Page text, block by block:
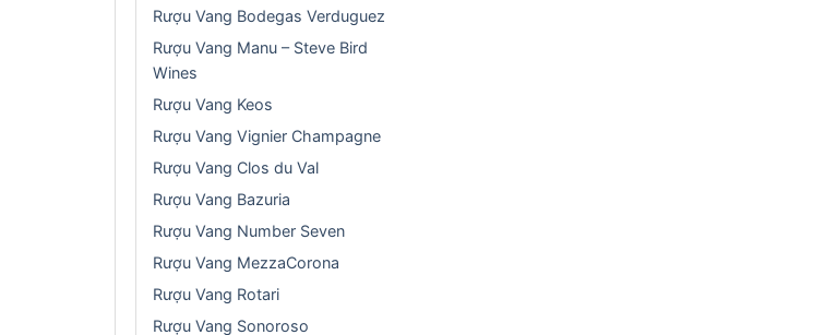
Rượu Vang Bodegas Verduguez
Rượu Vang Manu – Steve Bird
Wines
Rượu Vang Keos
Rượu Vang Vignier Champagne
Rượu Vang Clos du Val
Rượu Vang Bazuria
Rượu Vang Number Seven
Rượu Vang MezzaCorona
Rượu Vang Rotari
Rượu Vang Sonoroso